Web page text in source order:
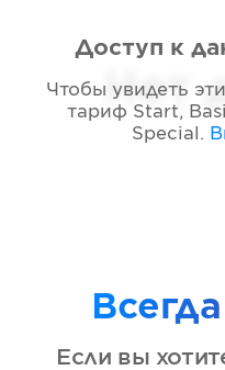
Нет
Доступ к
Чтобы увидеть
тариф Start,
Special .
Если вы